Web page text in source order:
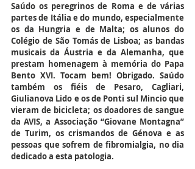
Saúdo os peregrinos de Roma e de várias
partes de Itália e do mundo, especialmente
os da Hungria e de Malta; os alunos do
Colégio de São Tomás de Lisboa; as bandas
musicais da Áustria e da Alemanha, que
prestam homenagem à memória do Papa
Bento XVI. Tocam bem! Obrigado. Saúdo
também os fiéis de Pesaro, Cagliari,
Giulianova Lido e os de Ponti sul Mincio que
vieram de bicicleta; os doadores de sangue
da AVIS, a Associação “Giovane Montagna”
de Turim, os crismandos de Génova e as
pessoas que sofrem de fibromialgia, no dia
dedicado a esta patologia.